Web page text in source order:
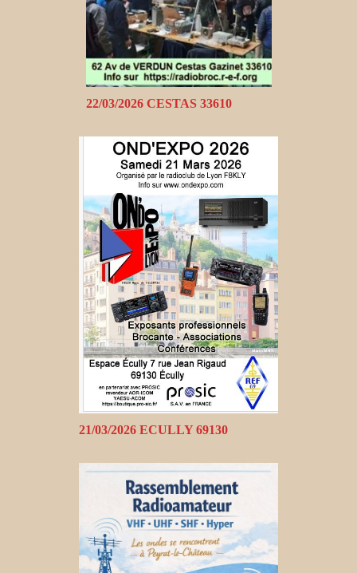
22/03/2026 CESTAS 33610
21/03/2026 ECULLY 69130